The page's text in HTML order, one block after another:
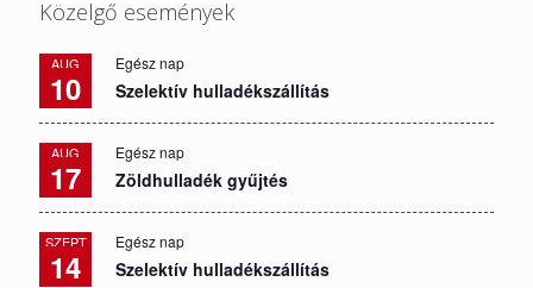
Közelgő események
AUG
10
Egész nap
Szelektív hulladékszállítás
AUG
17
Egész nap
Zöldhulladék gyűjtés
SZEPT
14
Egész nap
Szelektív hulladékszállítás